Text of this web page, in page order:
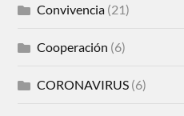
Convivencia (21)
Cooperación (6)
CORONAVIRUS (6)